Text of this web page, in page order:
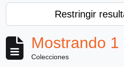
Restringir
Mostrando
Colecciones